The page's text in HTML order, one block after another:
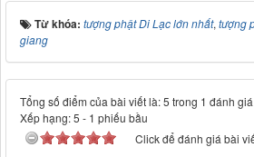
Từ khóa: tượng phật Di Lạc lớn nhất, tượng
giang
Tổng số điểm của bài viết là: 5 trong 1 đánh giá
Xếp hạng:5 - 1 phiếu bầu
Click để đánh giá bài